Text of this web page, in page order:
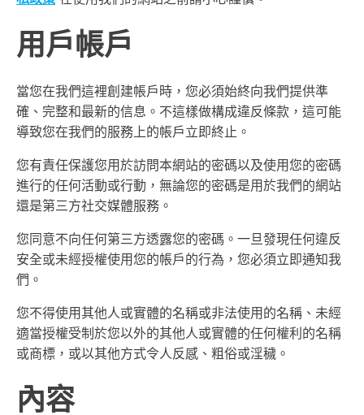
用戶帳戶
當您在我們這裡創建帳戶時，您必須始終向我們提供準
確、完整和最新的信息。不這樣做構成違反條款，這可能
導致您在我們的服務上的帳戶立即終止。
您有責任保護您用於訪問本網站的密碼以及使用您的密碼
進行的任何活動或行動，無論您的密碼是用於我們的網站
還是第三方社交媒體服務。
您同意不向任何第三方透露您的密碼。一旦發現任何違反
安全或未經授權使用您的帳戶的行為，您必須立即通知我
們。
您不得使用其他人或實體的名稱或非法使用的名稱、未經
適當授權受制於您以外的其他人或實體的任何權利的名稱
或商標，或以其他方式令人反感、粗俗或淫穢。
內容